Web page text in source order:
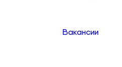
Вакансии